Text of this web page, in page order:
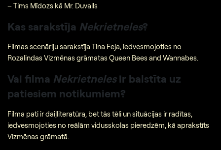
– Tims Mīdozs kā Mr. Duvalls
Kas sarakstīja Nekrietneles?
Filmas scenāriju sarakstīja Tina Feja, iedvesmojoties no
Rozalindas Vizmēnas grāmatas Queen Bees and Wannabes.
Vai filma Nekrietnelesir balstīta uz
patiesiem notikumiem?
Filma pati ir daiļliteratūra, bet tās tēli un situācijas ir radītas,
iedvesmojoties no reālām vidusskolas pieredzēm, kā aprakstīts
Vizmēnas grāmatā.